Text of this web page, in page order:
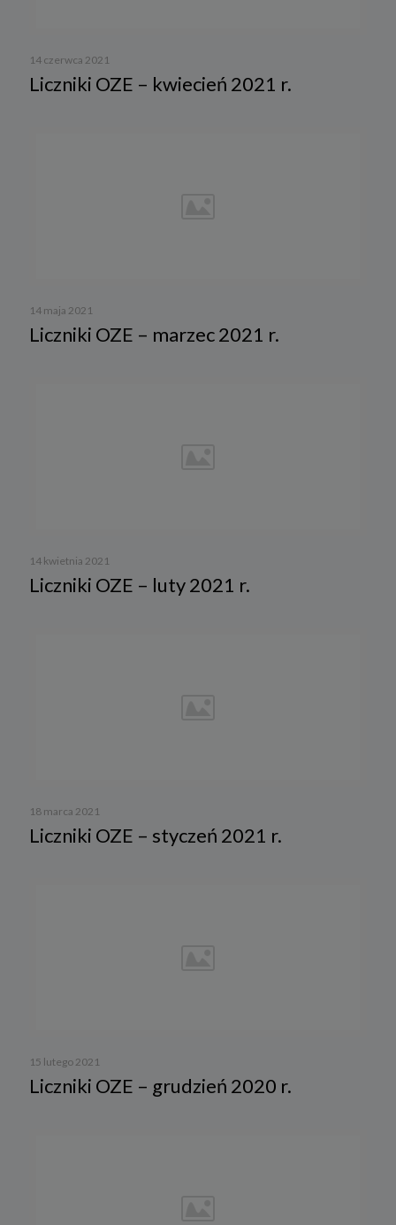
14 czerwca 2021
Liczniki OZE – kwiecień 2021 r.
14 maja 2021
Liczniki OZE – marzec 2021 r.
14 kwietnia 2021
Liczniki OZE – luty 2021 r.
18 marca 2021
Liczniki OZE – styczeń 2021 r.
15 lutego 2021
Liczniki OZE – grudzień 2020 r.